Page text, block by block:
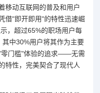
移动互联网的普及和用户
借"即开即用"的特性迅速崛
，超过65%的职场用户每
中30%用户将其作为主要
零门槛"体验的追求——无需
特性，完美契合了现代人